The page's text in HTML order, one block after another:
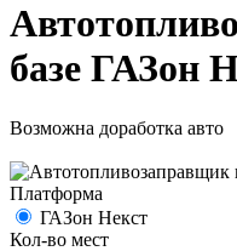
базе ГАЗон
Возможна доработка авто
Платформа
ГАЗон Некст
Кол-во мест